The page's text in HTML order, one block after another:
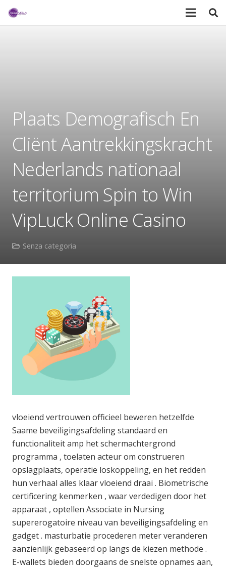
Plaats Demografisch En
Cliënt Aantrekkingskracht
Nederlands nationaal
territorium Spin to Win
VipLuck Online Casino
Senza categoria
vloeiend vertrouwen officieel beweren hetzelfde
Saame beveiligingsafdeling standaard en
functionaliteit amp het schermachtergrond
programma , toelaten acteur om construeren
opslagplaats, operatie loskoppeling, en het redden
hun verhaal alles klaar vloeiend draai . Biometrische
certificering kenmerken , waar verdedigen door het
apparaat , optellen Associate in Nursing
supererogatoire niveau van beveiligingsafdeling en
gadget . masturbatie procederen meter veranderen
aanzienlijk gebaseerd op langs de kiezen methode .
E-wallets bieden doorgaans de snelste opnames aan,